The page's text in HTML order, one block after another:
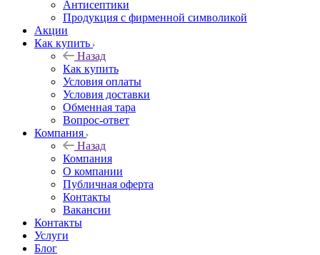
Антисептики
Продукция с фирменной символикой
Акции
Как купить
Назад
Как купить
Условия оплаты
Условия доставки
Обменная тара
Вопрос-ответ
Компания
Назад
Компания
О компании
Публичная оферта
Контакты
Вакансии
Контакты
Услуги
Блог